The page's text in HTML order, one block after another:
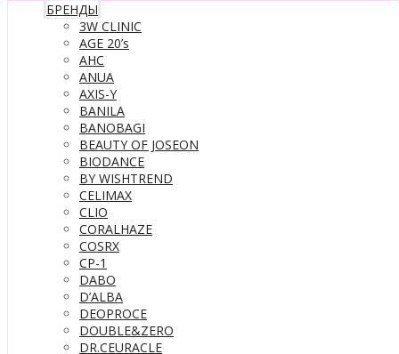
БРЕНДЫ
3W CLINIC
AGE 20’s
AHC
ANUA
AXIS-Y
BANILA
BANOBAGI
BEAUTY OF JOSEON
BIODANCE
BY WISHTREND
CELIMAX
CLIO
CORALHAZE
COSRX
CP-1
DABO
D’ALBA
DEOPROCE
DOUBLE&ZERO
DR.CEURACLE